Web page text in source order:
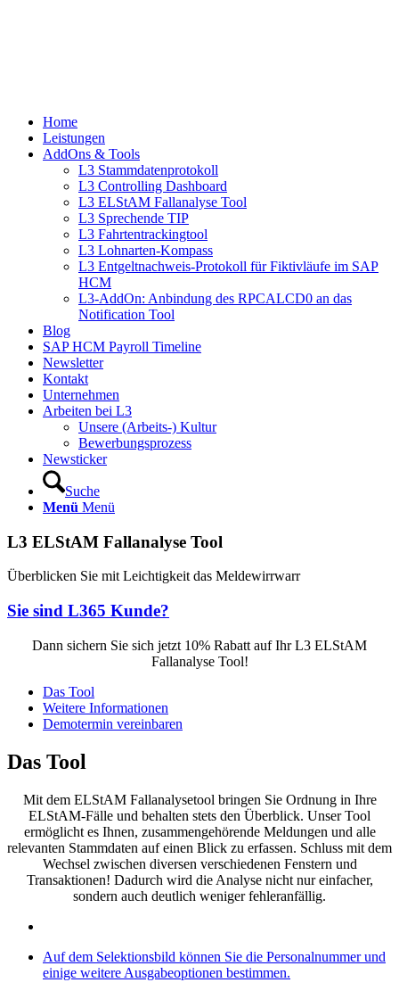
Home
Leistungen
AddOns & Tools
L3 Stammdatenprotokoll
L3 Controlling Dashboard
L3 ELStAM Fallanalyse Tool
L3 Sprechende TIP
L3 Fahrtentrackingtool
L3 Lohnarten-Kompass
L3 Entgeltnachweis-Protokoll für Fiktivläufe im SAP
HCM
L3-AddOn: Anbindung des RPCALCD0 an das
Notification Tool
Blog
SAP HCM Payroll Timeline
Newsletter
Kontakt
Unternehmen
Arbeiten bei L3
Unsere (Arbeits-) Kultur
Bewerbungsprozess
Newsticker
Suche
Menü Menü
L3 ELStAM Fallanalyse Tool
Überblicken Sie mit Leichtigkeit das Meldewirrwarr
Sie sind L365 Kunde?
Dann sichern Sie sich jetzt 10% Rabatt auf Ihr L3 ELStAM
Fallanalyse Tool!
Das Tool
Weitere Informationen
Demotermin vereinbaren
Das Tool
Mit dem ELStAM Fallanalysetool bringen Sie Ordnung in Ihre
ELStAM-Fälle und behalten stets den Überblick. Unser Tool
ermöglicht es Ihnen, zusammengehörende Meldungen und alle
relevanten Stammdaten auf einen Blick zu erfassen. Schluss mit dem
Wechsel zwischen diversen verschiedenen Fenstern und
Transaktionen! Dadurch wird die Analyse nicht nur einfacher,
sondern auch deutlich weniger fehleranfällig.
Auf dem Selektionsbild können Sie die Personalnummer und
einige weitere Ausgabeoptionen bestimmen.